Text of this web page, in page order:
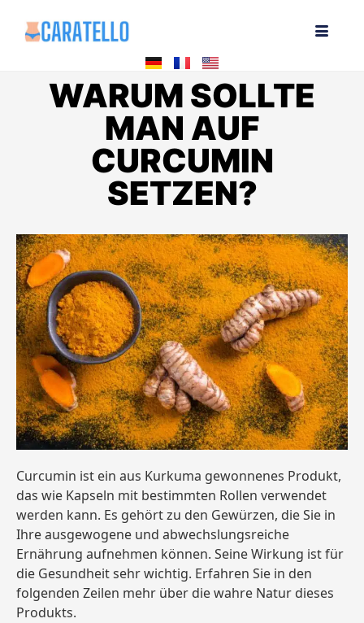
WARUM SOLLTE
MAN AUF
CURCUMIN
SETZEN?
Curcumin ist ein aus Kurkuma gewonnenes Produkt,
das wie Kapseln mit bestimmten Rollen verwendet
werden kann. Es gehört zu den Gewürzen, die Sie in
Ihre ausgewogene und abwechslungsreiche
Ernährung aufnehmen können. Seine Wirkung ist für
die Gesundheit sehr wichtig. Erfahren Sie in den
folgenden Zeilen mehr über die wahre Natur dieses
Produkts.